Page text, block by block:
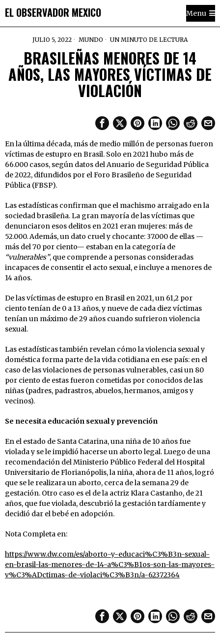
EL OBSERVADOR MEXICO Menu
JULIO 5, 2022 MUNDO UN MINUTO DE LECTURA
BRASILEÑAS MENORES DE 14
AÑOS, LAS MAYORES VÍCTIMAS DE
VIOLACIÓN
En la última década, más de medio millón de personas fueron
víctimas de estupro en Brasil. Solo en 2021 hubo más de
66.000 casos, según datos del Anuario de Seguridad Pública
de 2022, difundidos por el Foro Brasileño de Seguridad
Pública (FBSP).
Las estadísticas confirman que el machismo arraigado en la
sociedad brasileña. La gran mayoría de las víctimas que
denunciaron esos delitos en 2021 eran mujeres: más de
52.000. Además, un dato cruel y chocante: 37.000 de ellas —
más del 70 por ciento— estaban en la categoría de
“vulnerables”, que comprende a personas consideradas
incapaces de consentir el acto sexual, e incluye a menores de
14 años.
De las víctimas de estupro en Brasil en 2021, un 61,2 por
ciento tenían de 0 a 13 años, y nueve de cada diez víctimas
tenían un máximo de 29 años cuando sufrieron violencia
sexual.
Las estadísticas también revelan cómo la violencia sexual y
doméstica forma parte de la vida cotidiana en ese país: en el
caso de las violaciones de personas vulnerables, casi un 80
por ciento de estas fueron cometidas por conocidos de las
niñas (padres, padrastros, abuelos, hermanos, amigos y
vecinos).
Se necesita educación sexual y prevención
En el estado de Santa Catarina, una niña de 10 años fue
violada y se le impidió hacerse un aborto legal. Luego de una
recomendación del Ministerio Público Federal del Hospital
Universitario de Florianópolis, la niña, ahora de 11 años, logró
que se le realizara un aborto, cerca de la semana 29 de
gestación. Otro caso es el de la actriz Klara Castanho, de 21
años, que fue violada, descubrió la gestación tardíamente y
decidió dar el bebé en adopción.
Nota Completa en:
https://www.dw.com/es/aborto-y-educaci%C3%B3n-sexual-
en-brasil-las-menores-de-14-a%C3%B1os-son-las-mayores-
v%C3%ADctimas-de-violaci%C3%B3n/a-62372364